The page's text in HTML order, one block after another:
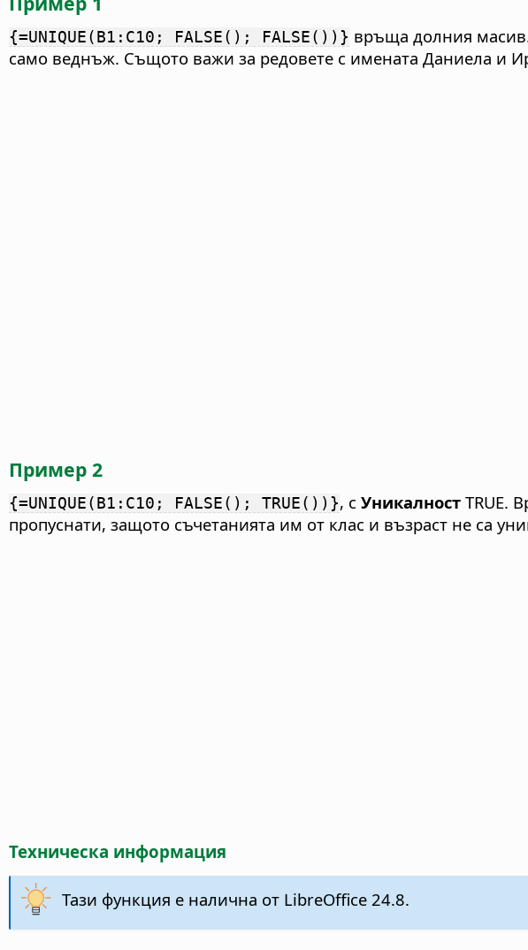
{=UNIQUE(B1:C10; FALSE(); FALSE())} връща долния
само веднъж. Същото важи за редовете с имената Даниела и
Пример 2
{=UNIQUE(B1:C10; FALSE(); TRUE())}, с Уникалност TRUE.
пропуснати, защото съчетанията им от клас и възраст не са
Техническа информация
Тази функция е налична от LibreOffice 24.8.